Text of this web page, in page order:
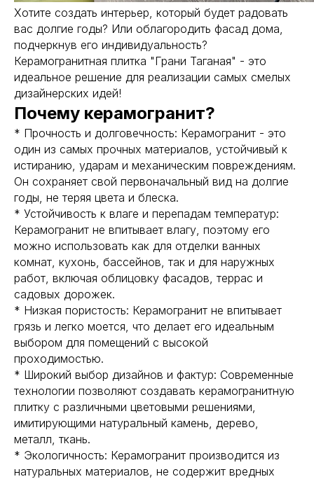
Хотите создать интерьер, который будет радовать
вас долгие годы? Или облагородить фасад дома,
подчеркнув его индивидуальность?
Керамогранитная плитка "Грани Таганая" - это
идеальное решение для реализации самых смелых
дизайнерских идей!
Почему керамогранит?
* Прочность и долговечность: Керамогранит - это
один из самых прочных материалов, устойчивый к
истиранию, ударам и механическим повреждениям.
Он сохраняет свой первоначальный вид на долгие
годы, не теряя цвета и блеска.
* Устойчивость к влаге и перепадам температур:
Керамогранит не впитывает влагу, поэтому его
можно использовать как для отделки ванных
комнат, кухонь, бассейнов, так и для наружных
работ, включая облицовку фасадов, террас и
садовых дорожек.
* Низкая пористость: Керамогранит не впитывает
грязь и легко моется, что делает его идеальным
выбором для помещений с высокой
проходимостью.
* Широкий выбор дизайнов и фактур: Современные
технологии позволяют создавать керамогранитную
плитку с различными цветовыми решениями,
имитирующими натуральный камень, дерево,
металл, ткань.
* Экологичность: Керамогранит производится из
натуральных материалов, не содержит вредных